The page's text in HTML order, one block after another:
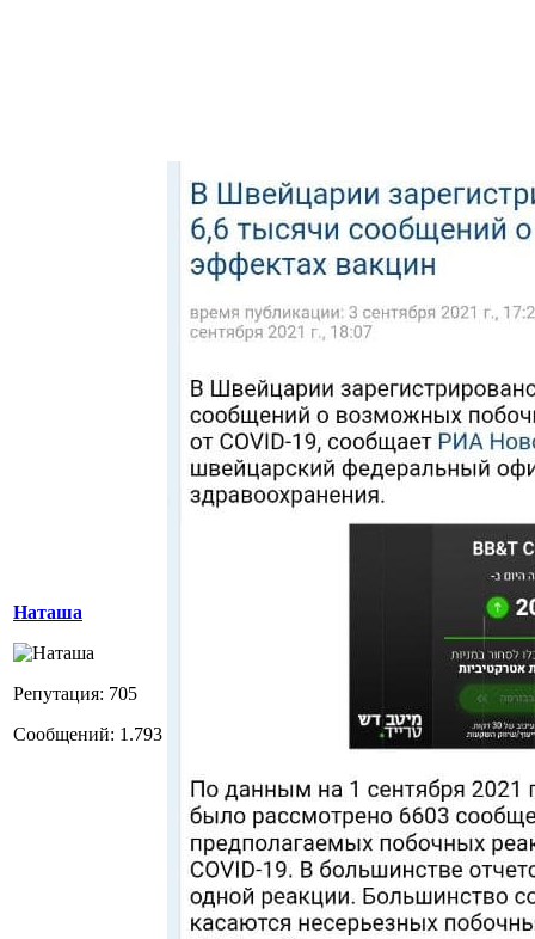
Наташа
Репутация: 705
Сообщений: 1.793